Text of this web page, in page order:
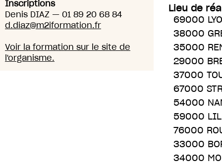
Inscriptions
Denis DIAZ — 01 89 20 68 84
d.diaz@m2iformation.fr
Voir la formation sur le site de
l'organisme.
Lieu de
69000
38000
35000
29000
37000
67000
54000
59000
76000
33000
34000